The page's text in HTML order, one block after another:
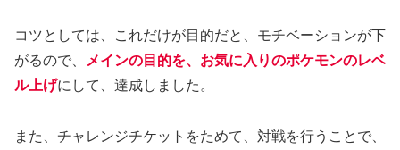
コツとしては、これだけが目的だと、モチベーションが下
がるので、 メインの目的を、お気に入りのポケモンのレベ
ル上げにして、達成しました。
また、チャレンジチケットをためて、対戦を行うことで、